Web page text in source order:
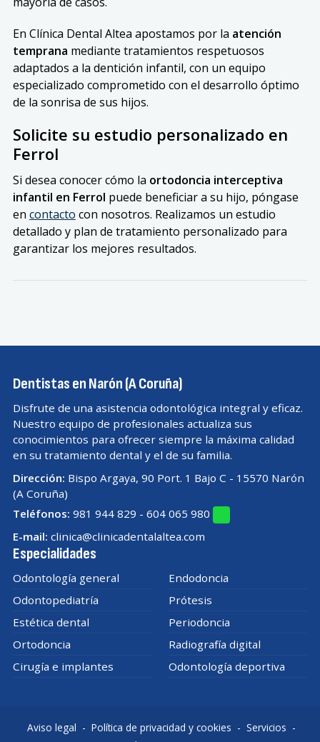
En Clínica Dental Altea apostamos por la atención
temprana mediante tratamientos respetuosos
adaptados a la dentición infantil, con un equipo
especializado comprometido con el desarrollo óptimo
de la sonrisa de sus hijos.
Solicite su estudio personalizado en
Ferrol
Si desea conocer cómo la ortodoncia interceptiva
infantil en Ferrol puede beneficiar a su hijo, póngase
en contacto con nosotros. Realizamos un estudio
detallado y plan de tratamiento personalizado para
garantizar los mejores resultados.
Dentistas en Narón (A Coruña)
Disfrute de una asistencia odontológica integral y eficaz.
Nuestro equipo de profesionales actualiza sus
conocimientos para ofrecer siempre la máxima calidad
en su tratamiento dental y el de su familia.
Dirección: Bispo Argaya, 90 Port. 1 Bajo C - 15570 Narón
(A Coruña)
Teléfonos: 981 944 829 - 604 065 980
E-mail: clinica@clinicadentalaltea.com
Especialidades
Odontología general
Endodoncia
Odontopediatría
Prótesis
Estética dental
Periodoncia
Ortodoncia
Radiografía digital
Cirugía e implantes
Odontología deportiva
Aviso legal - Política de privacidad y cookies - Servicios -